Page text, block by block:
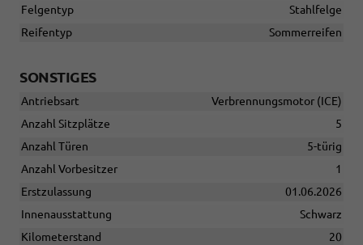
Felgentyp
Stahlfelge
Reifentyp
Sommerreifen
SONSTIGES
Antriebsart
Verbrennungsmotor (ICE)
Anzahl Sitzplätze
5
Anzahl Türen
5-türig
Anzahl Vorbesitzer
1
Erstzulassung
01.06.2026
Innenausstattung
Schwarz
Kilometerstand
20